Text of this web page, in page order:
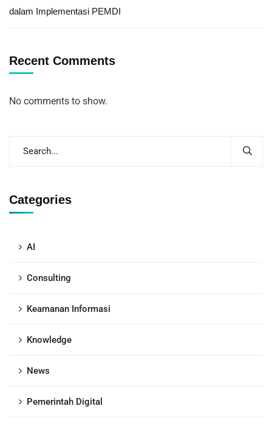
dalam Implementasi PEMDI
Recent Comments
No comments to show.
Categories
AI
Consulting
Keamanan Informasi
Knowledge
News
Pemerintah Digital